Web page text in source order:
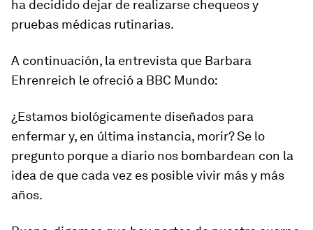
ha decidido dejar de realizarse chequeos y
pruebas médicas rutinarias.
A continuación, la entrevista que Barbara
Ehrenreich le ofreció a BBC Mundo:
¿Estamos biológicamente diseñados para
enfermar y, en última instancia, morir? Se lo
pregunto porque a diario nos bombardean con la
idea de que cada vez es posible vivir más y más
años.